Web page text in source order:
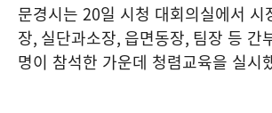
문경시는 20일 시청 대회의실에서 시
장, 실단과소장, 읍면동장, 팀장 등 간
명이 참석한 가운데 청렴교육을 실시